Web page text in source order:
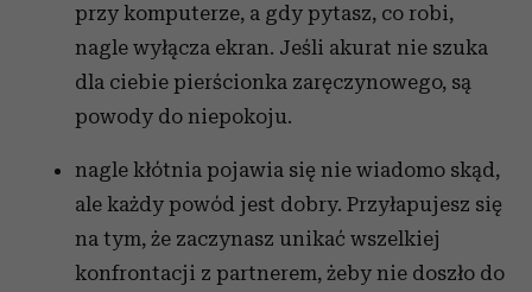
przy komputerze, a gdy pytasz, co robi,
nagle wyłącza ekran. Jeśli akurat nie szuka
dla ciebie pierścionka zaręczynowego, są
powody do niepokoju.
nagle kłótnia pojawia się nie wiadomo skąd,
ale każdy powód jest dobry. Przyłapujesz się
na tym, że zaczynasz unikać wszelkiej
konfrontacji z partnerem, żeby nie doszło do